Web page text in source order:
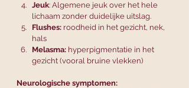
Jeuk: Algemene jeuk over het hele
lichaam zonder duidelijke uitslag.
Flushes: roodheid in het gezicht, nek,
hals
Melasma: hyperpigmentatie in het
gezicht (vooral bruine vlekken)
Neurologische symptomen: